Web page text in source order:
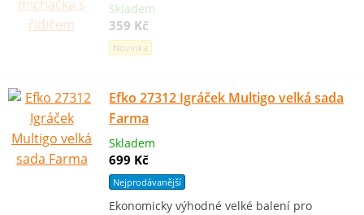
Skladem
359 Kč
Novinka
Efko 27312 Igráček Multigo velká sada
Farma
Skladem
699 Kč
Nejprodávanější
Ekonomicky výhodné velké balení pro